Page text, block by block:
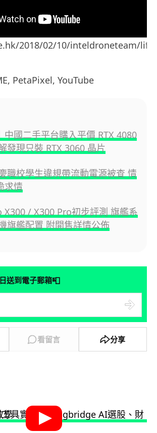
2018/02/10/inteldroneteam/life-
PetaPixel, YouTube
中國二手平台購入平價 RTX 4080
發現只裝 RTX 3060 晶片
職校學生違規帶流動電源被查 情
求情
X300 / X300 Pro初步評測 旗艦系
旗艦配置 附開售詳情公佈
送到電子郵箱📮
看留言 分享